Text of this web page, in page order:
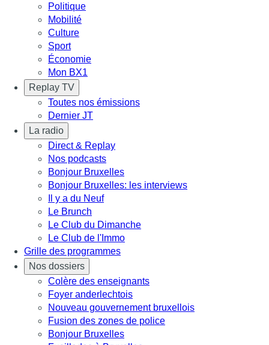
Politique
Mobilité
Culture
Sport
Économie
Mon BX1
Replay TV
Toutes nos émissions
Dernier JT
La radio
Direct & Replay
Nos podcasts
Bonjour Bruxelles
Bonjour Bruxelles: les interviews
Il y a du Neuf
Le Brunch
Le Club du Dimanche
Le Club de l'Immo
Grille des programmes
Nos dossiers
Colère des enseignants
Foyer anderlechtois
Nouveau gouvernement bruxellois
Fusion des zones de police
Bonjour Bruxelles